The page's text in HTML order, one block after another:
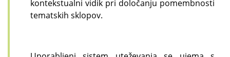
kontekstualni vidik pri določanju pomembnosti
tematskih sklopov.